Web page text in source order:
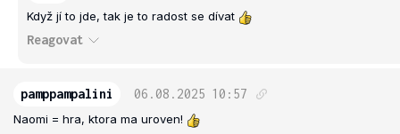
Když jí to jde, tak je to radost se dívat
Reagovat
pamppampalini 06.08.2025 10:57
Naomi = hra, ktora ma uroven!